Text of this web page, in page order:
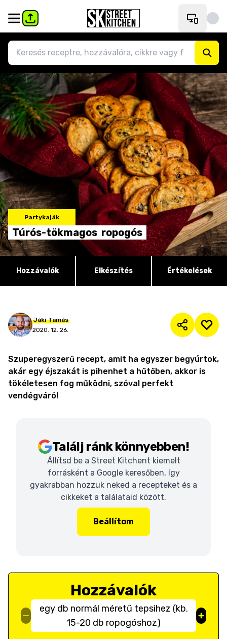
Partykaják
Túrós-tökmagos ropogós
Hozzávalók Elkészítés Értékelések
Jáki Tamás
2020. 12. 26.
Szuperegyszerű recept, amit ha egyszer begyúrtok,
akár egy éjszakát is pihenhet a hűtőben, akkor is
tökéletesen fog működni, szóval perfekt
vendégváró!
Találj ránk könnyebben!
Állítsd be a Street Kitchent kiemelt
forrásként a Google keresőben, így
gyakrabban hozzuk neked a recepteket és a
cikkeket a találataid között.
Beállítom
Hozzávalók
egy db normál méretű tepsihez (kb.
15-20 db ropogóshoz)